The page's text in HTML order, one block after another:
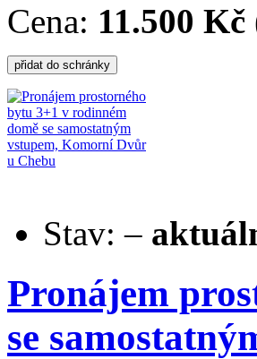
Cena: 11.500 Kč
Stav: –
Pronájem
se